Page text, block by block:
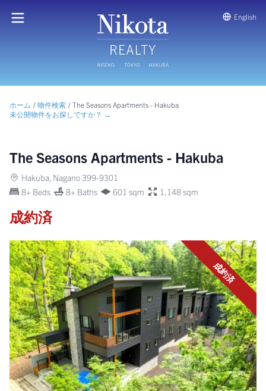
English
ホーム / 物件検索 / The Seasons Apartments - Hakuba
未公開物件をお探しですか？ →
The Seasons Apartments - Hakuba
Hakuba, Nagano 399-9301
8+ Beds
8+ Baths 601 sqm 1,148 sqm
成約済
成約済